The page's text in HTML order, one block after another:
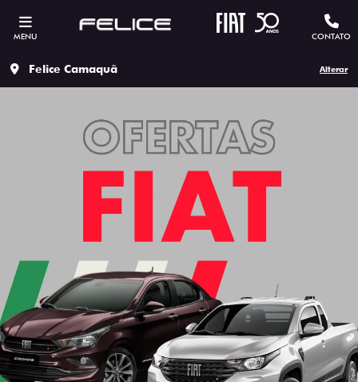
MENU CONTATO
Felice Camaquã Alterar